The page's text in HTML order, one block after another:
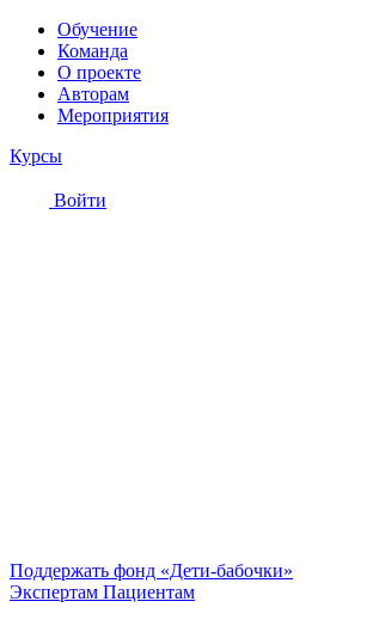
Обучение
Команда
О проекте
Авторам
Мероприятия
Курсы
Войти
Поддержать фонд «Дети-бабочки»
Экспертам Пациентам